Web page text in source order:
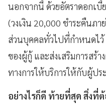
นอกจากนี้ ด้วยอัตราดอกเ
(วงเงิน 20,000 ชำระคืนภา
ส่วนบุคคลทั่วไปที่กำหนดไ
ของผู้กู้ และส่งเสริมการส
ทางการให้บริการให้กับผู้ป
อย่างไรก็ดี ท้ายที่สุด สิ่งที่